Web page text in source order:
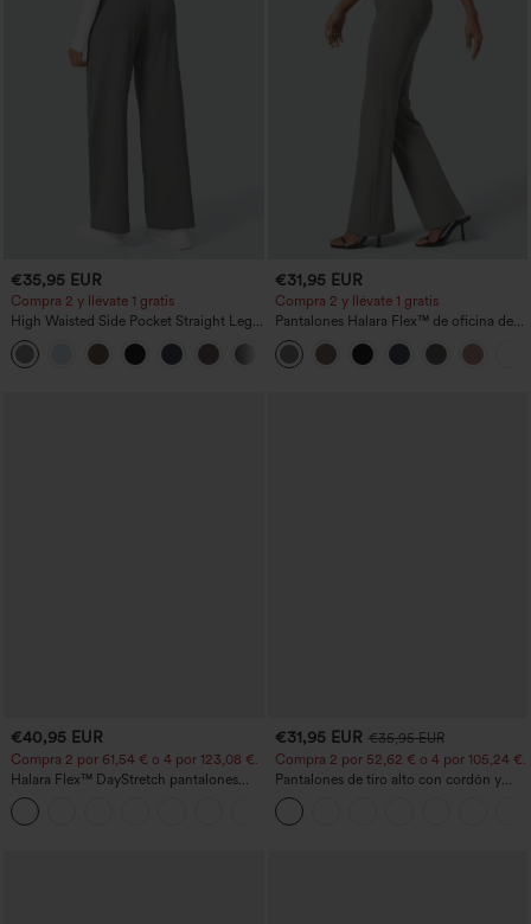
€35,95 EUR
Compra 2 y llévate 1 gratis
High Waisted Side Pocket Straight Leg
Work Pants
+23
€31,95 EUR
Compra 2 y llévate 1 gratis
Pantalones Halara Flex™ de oficina de
tiro alto ligeramente acampanados con
bolsillos
€40,95 EUR
Compra 2 por 61,54 € o 4 por 123,08 €.
Halara Flex™ DayStretch pantalones
acampanados de trabajo de tiro medio
con bolsillo lateral con cremallera
€31,95 EUR €35,95 EUR
Compra 2 por 52,62 € o 4 por 105,24 €.
Pantalones de tiro alto con cordón y
bolsillos, pernera ancha, holgados y de
estilo casual con tacto de lino.